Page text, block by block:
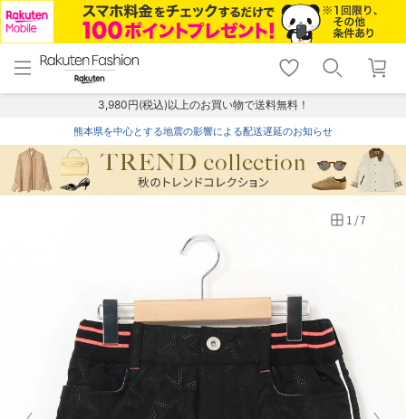
menu home
トップ
shopping_cart lock_outline
ログイン
3,980円(税込)以上のお買い物で送料無料！
熊本県を中心とする地震の影響による配送遅延のお知らせ
1 /7